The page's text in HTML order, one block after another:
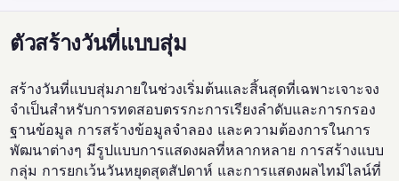
ตัวสร้างวันที่แบบสุ่ม
สร้างวันที่แบบสุ่มภายในช่วงเริ่มต้นและสิ้นสุดที่เฉพาะเจาะจง
จำเป็นสำหรับการทดสอบตรรกะการเรียงลำดับและการกรอง
ฐานข้อมูล การสร้างข้อมูลจำลอง และความต้องการในการ
พัฒนาต่างๆ มีรูปแบบการแสดงผลที่หลากหลาย การสร้างแบบ
กลุ่ม การยกเว้นวันหยุดสุดสัปดาห์ และการแสดงผลไทม์ไลน์ที่